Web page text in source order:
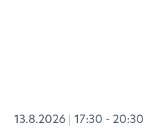
13.8.2026 17:30 - 20:30